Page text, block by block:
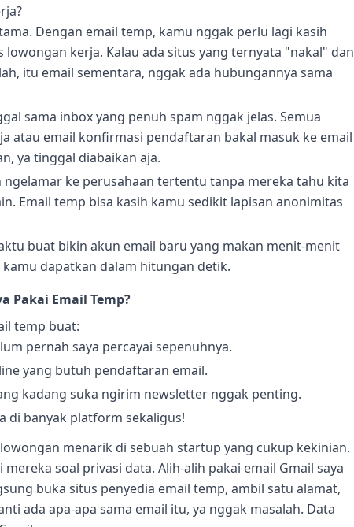
Dengan email temp, kamu nggak perlu lagi kasih
kerja. Kalau ada situs yang ternyata "nakal" dan
itu email sementara, nggak ada hubungannya sama
sama inbox yang penuh spam nggak jelas. Semua
atau email konfirmasi pendaftaran bakal masuk ke email
ya tinggal diabaikan aja.
ngelamar ke perusahaan tertentu tanpa mereka tahu kita
Email temp bisa kasih kamu sedikit lapisan anonimitas
buat bikin akun email baru yang makan menit-menit
dapatkan dalam hitungan detik.
Pakai Email Temp?
temp buat:
pernah saya percayai sepenuhnya.
yang butuh pendaftaran email.
kadang suka ngirim newsletter nggak penting.
di banyak platform sekaligus!
menarik di sebuah startup yang cukup kekinian.
soal privasi data. Alih-alih pakai email Gmail saya
buka situs penyedia email temp, ambil satu alamat,
ada apa-apa sama email itu, ya nggak masalah. Data